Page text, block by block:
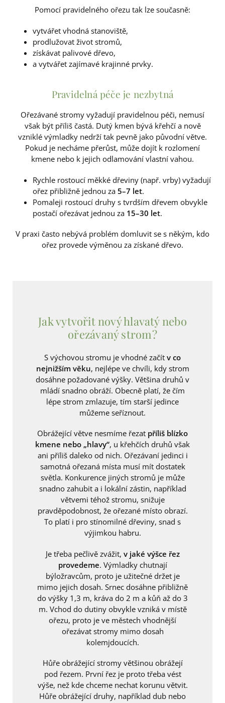
Pomocí pravidelného ořezu tak lze současně:
vytvářet vhodná stanoviště,
prodlužovat život stromů,
získávat palivové dřevo,
a vytvářet zajímavé krajinné prvky.
Pravidelná péče je nezbytná
Ořezávané stromy vyžadují pravidelnou péči, nemusí
však být příliš častá. Dutý kmen bývá křehčí a nově
vzniklé výmladky nedrží tak pevně jako původní větve.
Pokud je necháme přerůst, může dojít k rozlomení
kmene nebo k jejich odlamování vlastní vahou.
Rychle rostoucí měkké dřeviny (např. vrby) vyžadují
ořez přibližně jednou za 5–7 let.
Pomaleji rostoucí druhy s tvrdším dřevem obvykle
postačí ořezávat jednou za 15–30 let.
V praxi často nebývá problém domluvit se s někým, kdo
ořez provede výměnou za získané dřevo.
Jak vytvořit nový hlavatý nebo
ořezávaný strom?
S výchovou stromu je vhodné začít v co
nejnižším věku, nejlépe ve chvíli, kdy strom
dosáhne požadované výšky. Většina druhů v
mládí snadno obráží. Obecně platí, že čím
lépe strom zmlazuje, tím starší jedince
můžeme seříznout.
Obrážející větve nesmíme řezat příliš blízko
kmene nebo „hlavy“, u křehčích druhů však
ani příliš daleko od nich. Ořezávaní jedinci i
samotná ořezaná místa musí mít dostatek
světla. Konkurence jiných stromů je může
snadno zahubit a i lokální zástin, například
větvemi téhož stromu, snižuje
pravděpodobnost, že ořezané místo obrazí.
To platí i pro stínomilné dřeviny, snad s
výjimkou habru.
Je třeba pečlivě zvážit, v jaké výšce řez
provedeme. Výmladky chutnají
býložravcům, proto je užitečné držet je
mimo jejich dosah. Srnec dosáhne přibližně
do výšky 1,3 m, kráva do 2 m a kůň až do 3
m. Vchod do dutiny obvykle vzniká v místě
ořezu, proto je ve městech vhodnější
ořezávat stromy mimo dosah
kolemjdoucích.
Hůře obrážející stromy většinou obrážejí
pod řezem. První řez je proto třeba vést
výše, než kde chceme nechat korunu větvit.
Hůře obrážející druhy, například dub nebo